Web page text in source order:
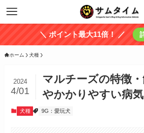
＼ ポイント最大11倍！ ／
ホーム 犬種
マルチーズの特徴
やかかりやすい病気
2024
4/01
犬種 9G：愛玩犬